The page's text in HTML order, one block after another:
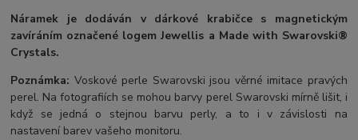
Náramek je dodáván v dárkové krabičce s magnetickým
zavíráním označené logem Jewellis a Made with Swarovski®
Crystals.
Poznámka: Voskové perle Swarovski jsou věrné imitace pravých
perel. Na fotografiích se mohou barvy perel Swarovski mírně lišit, i
když se jedná o stejnou barvu perly, a to i v závislosti na
nastavení barev vašeho monitoru.